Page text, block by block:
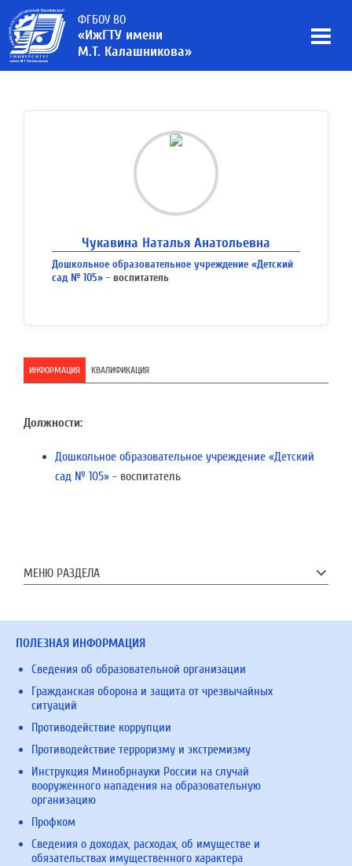
ФГБОУ ВО
«ИжГТУ имени
М.Т. Калашникова»
Чукавина Наталья Анатольевна
Дошкольное образовательное учреждение «Детский
сад № 105» - воспитатель
ИНФОРМАЦИЯ КВАЛИФИКАЦИЯ
Должности:
Дошкольное образовательное учреждение «Детский
сад № 105» - воспитатель
МЕНЮ РАЗДЕЛА
ПОЛЕЗНАЯ ИНФОРМАЦИЯ
Сведения об образовательной организации
Гражданская оборона и защита от чрезвычайных
ситуаций
Противодействие коррупции
Противодействие терроризму и экстремизму
Инструкция Минобрнауки России на случай
вооруженного нападения на образовательную
организацию
Профком
Сведения о доходах, расходах, об имуществе и
обязательствах имущественного характера